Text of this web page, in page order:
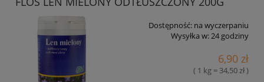
Dostępność: na wyczerpaniu
Wysyłka w:24 godziny
6,90 zł
( 1 kg = 34,50 zł )